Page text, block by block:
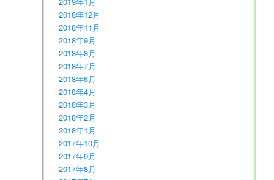
2018年12月
2018年11月
2018年9月
2018年8月
2018年7月
2018年6月
2018年4月
2018年3月
2018年2月
2018年1月
2017年10月
2017年9月
2017年8月